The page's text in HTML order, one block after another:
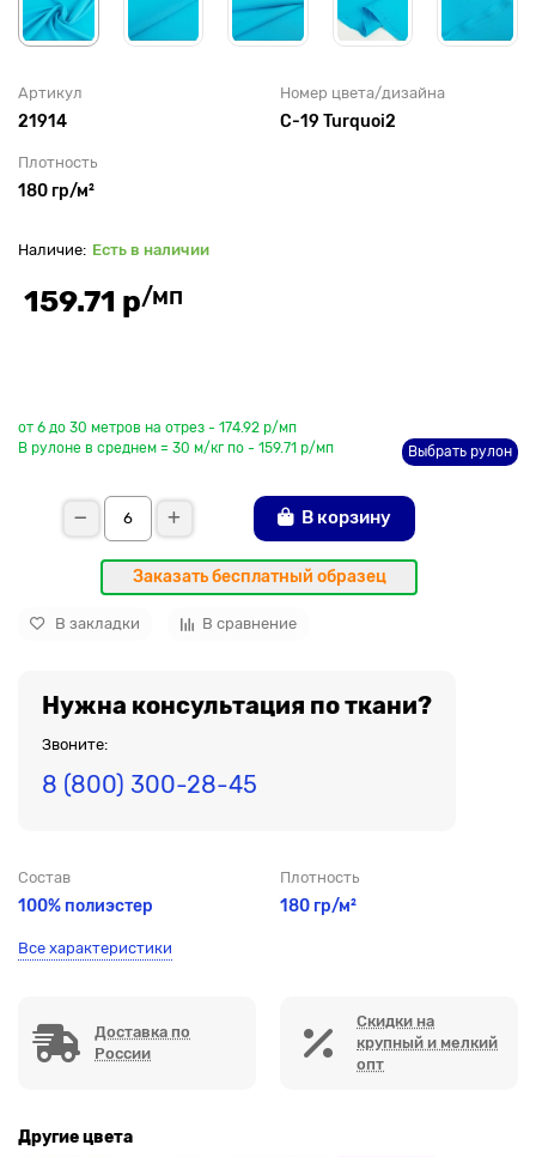
Артикул
21914
Номер цвета/дизайна
С-19 Turquoi2
Плотность
180 гр/м²
Есть в наличии
159.71 р/мп
от 6 до 30 метров на отрез - 174.92 р/мп
В рулоне в среднем = 30 м/кг по - 159.71 р/мп
Выбрать рулон
В корзину
Заказать бесплатный образец
В закладки В сравнение
Нужна консультация по ткани?
Звоните:
8 (800) 300-28-45
Состав
100% полиэстер
Плотность
180 гр/м²
Все характеристики
Доставка по
России
Скидки на
крупный и мелкий
опт
Другие цвета